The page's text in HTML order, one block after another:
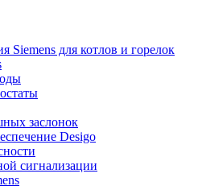
Siemens для котлов и горелок
заслонок
Desigo
сигнализации